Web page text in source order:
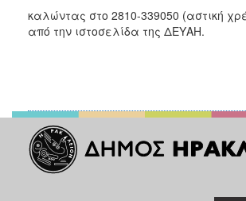
καλώντας στο 2810-339050 (αστική
από την ιστοσελίδα της ΔΕΥΑΗ.